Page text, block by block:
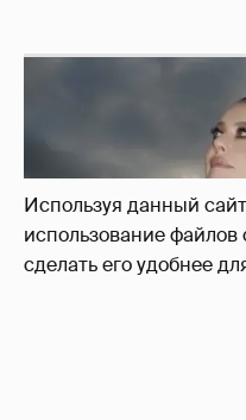
Используя данный
использование
сделать его удобнее